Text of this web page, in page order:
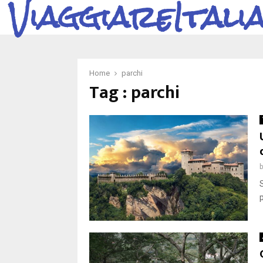
Home parchi
Tag : parchi